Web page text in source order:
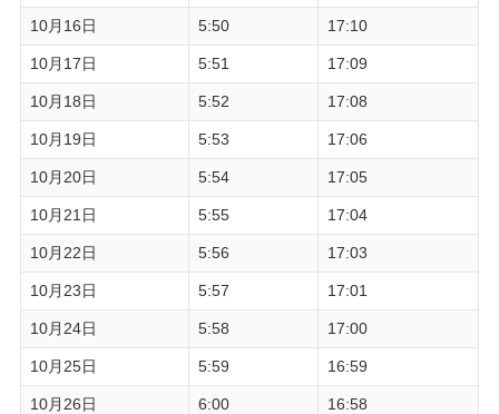
10月16日 5:50 17:10
10月17日 5:51 17:09
10月18日 5:52 17:08
10月19日 5:53 17:06
10月20日 5:54 17:05
10月21日 5:55 17:04
10月22日 5:56 17:03
10月23日 5:57 17:01
10月24日 5:58 17:00
10月25日 5:59 16:59
10月26日 6:00 16:58